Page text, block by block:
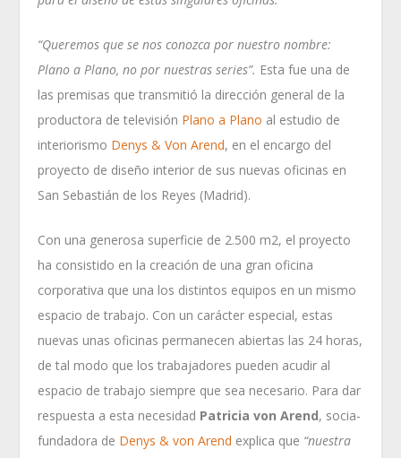
“Queremos que se nos conozca por nuestro nombre:
Plano a Plano, no por nuestras series”. Esta fue una de
las premisas que transmitió la dirección general de la
productora de televisión Plano a Plano al estudio de
interiorismo Denys & Von Arend, en el encargo del
proyecto de diseño interior de sus nuevas oficinas en
San Sebastián de los Reyes (Madrid).
Con una generosa superficie de 2.500 m2, el proyecto
ha consistido en la creación de una gran oficina
corporativa que una los distintos equipos en un mismo
espacio de trabajo. Con un carácter especial, estas
nuevas unas oficinas permanecen abiertas las 24 horas,
de tal modo que los trabajadores pueden acudir al
espacio de trabajo siempre que sea necesario. Para dar
respuesta a esta necesidad Patricia von Arend, socia-
fundadora de Denys & von Arend explica que “nuestra